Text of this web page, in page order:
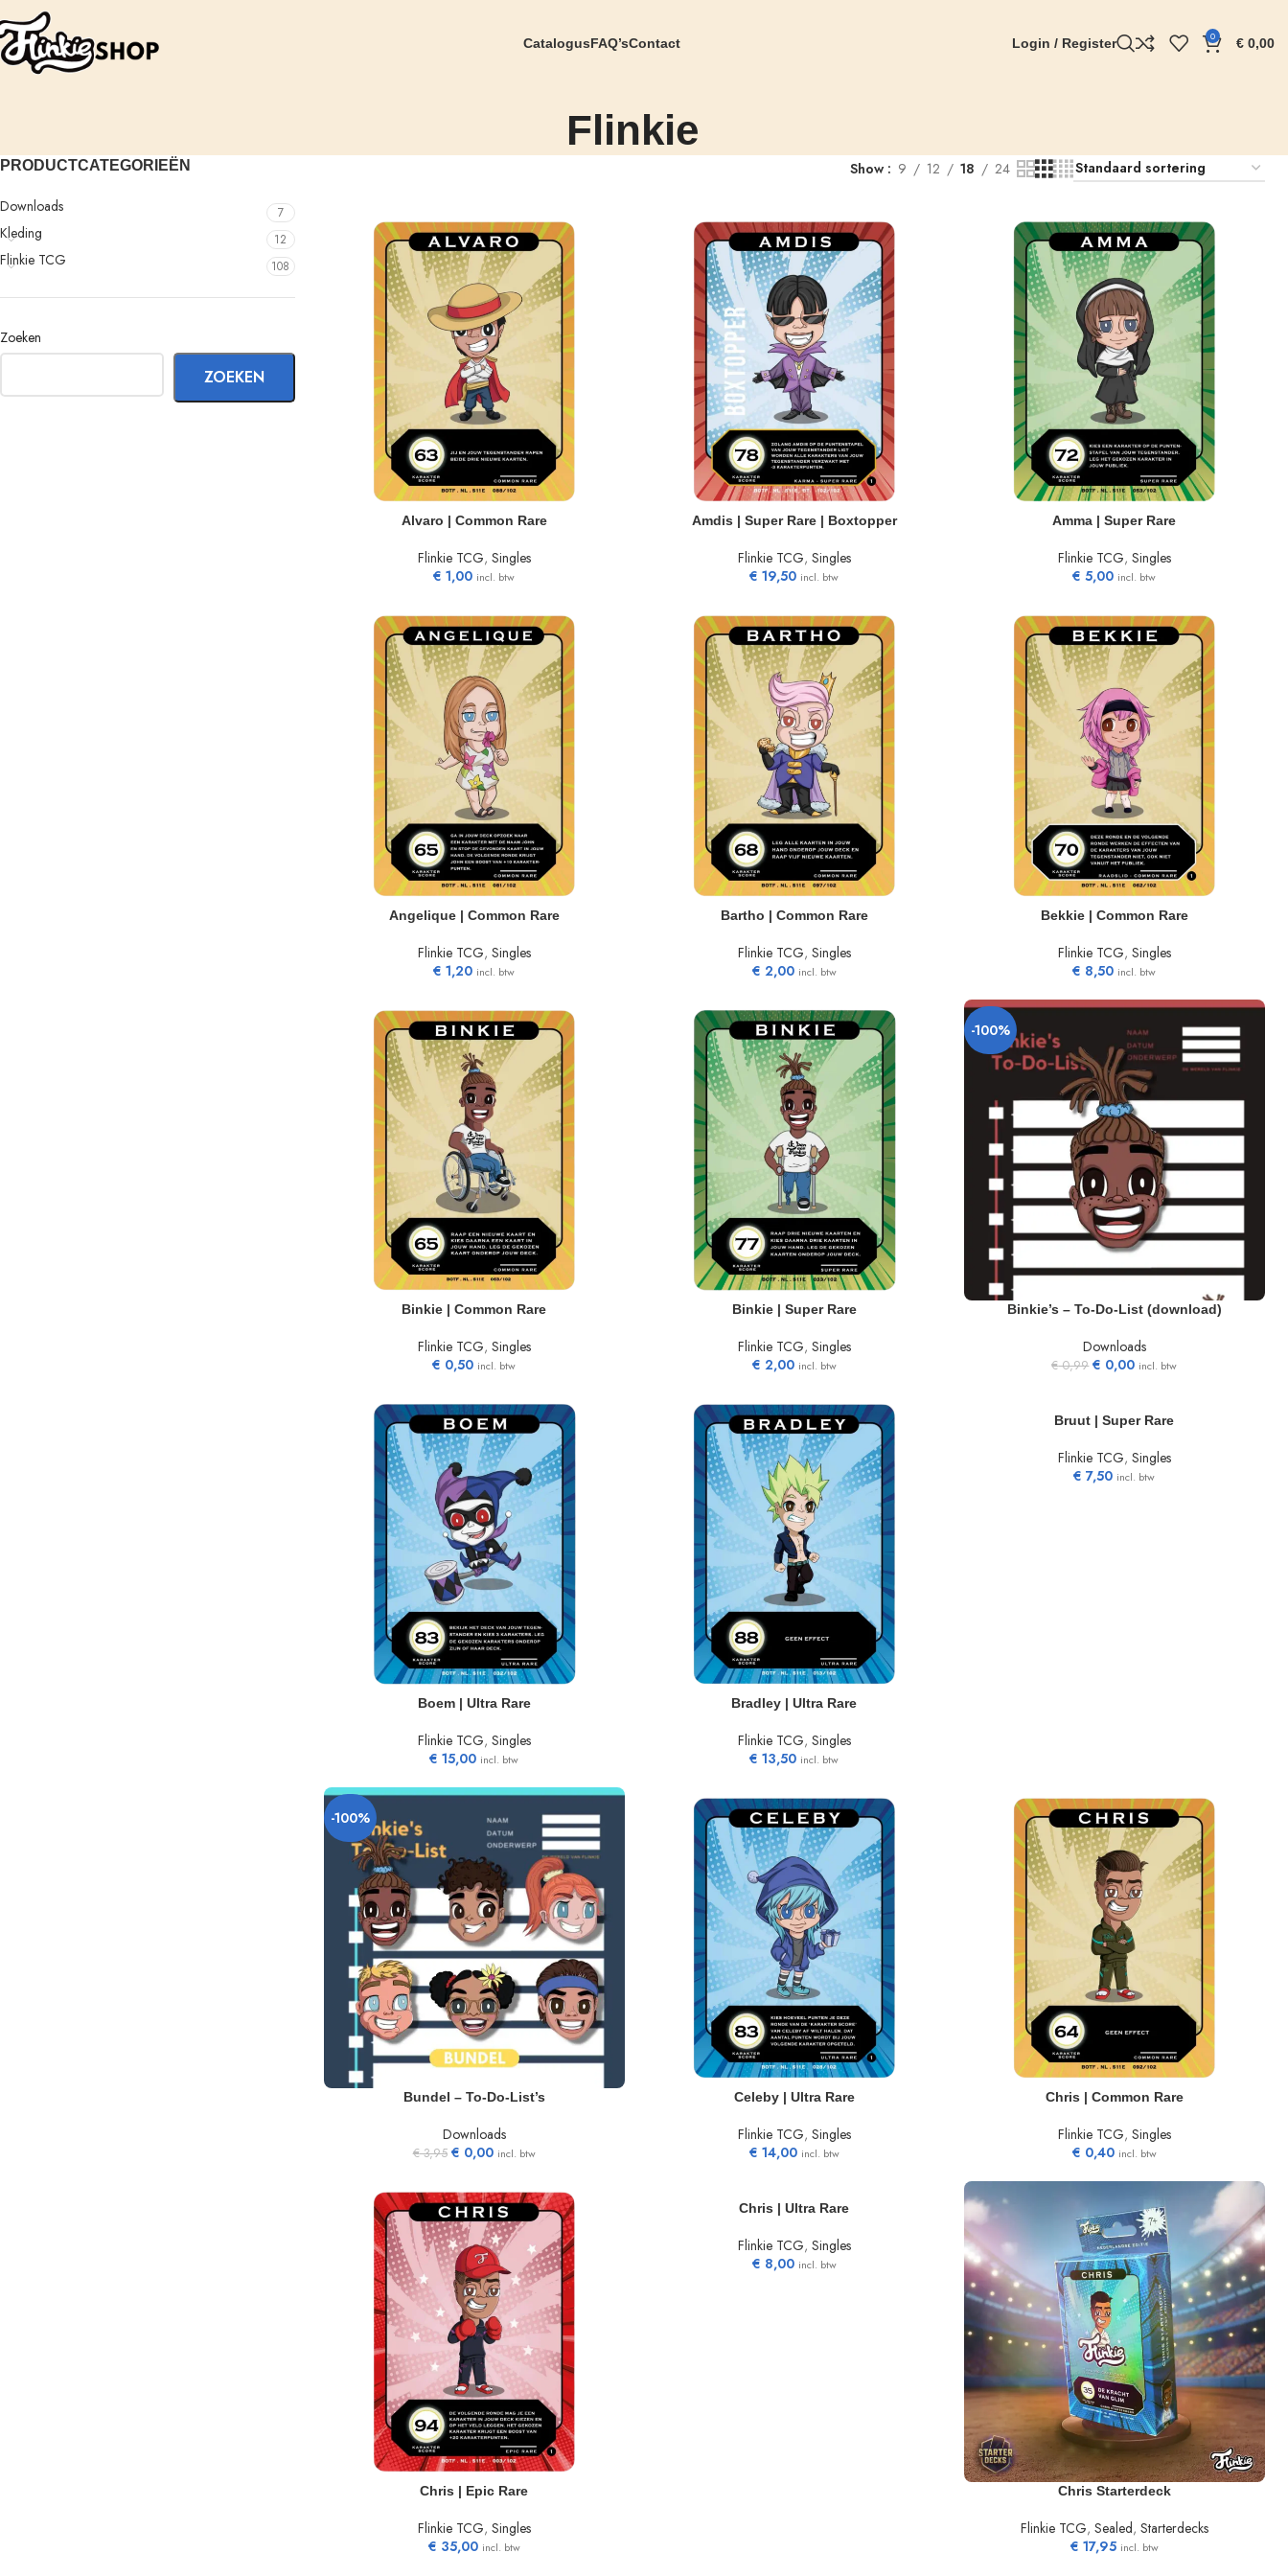
CatalogusFAQ’sContact Login / Register 0 € 0,00
Flinkie
PRODUCTCATEGORIEËN
Downloads 7
Kleding 12
Flinkie TCG 108
Zoeken
ZOEKEN
Show 9 12 18 24
TOEVOEGEN AAN WINKELWAGEN
Alvaro | Common Rare
Flinkie TCG, Singles
€ 1,00 incl. btw
TOEVOEGEN AAN WINKELWAGEN
Amdis | Super Rare | Boxtopper
Flinkie TCG, Singles
€ 19,50 incl. btw
TOEVOEGEN AAN WINKELWAGEN
Amma | Super Rare
Flinkie TCG, Singles
€ 5,00 incl. btw
TOEVOEGEN AAN WINKELWAGEN
Angelique | Common Rare
Flinkie TCG, Singles
€ 1,20 incl. btw
TOEVOEGEN AAN WINKELWAGEN
Bartho | Common Rare
Flinkie TCG, Singles
€ 2,00 incl. btw
TOEVOEGEN AAN WINKELWAGEN
Bekkie | Common Rare
Flinkie TCG, Singles
€ 8,50 incl. btw
TOEVOEGEN AAN WINKELWAGEN
Binkie | Common Rare
Flinkie TCG, Singles
€ 0,50 incl. btw
TOEVOEGEN AAN WINKELWAGEN
Binkie | Super Rare
Flinkie TCG, Singles
€ 2,00 incl. btw
-100%
TOEVOEGEN AAN WINKELWAGEN
Binkie’s – To-Do-List (download)
Downloads
€0,99 € 0,00 incl. btw
TOEVOEGEN AAN WINKELWAGEN
Boem | Ultra Rare
Flinkie TCG, Singles
€ 15,00 incl. btw
TOEVOEGEN AAN WINKELWAGEN
Bradley | Ultra Rare
Flinkie TCG, Singles
€ 13,50 incl. btw
TOEVOEGEN AAN WINKELWAGEN
Bruut | Super Rare
Flinkie TCG, Singles
€ 7,50 incl. btw
-100%
TOEVOEGEN AAN WINKELWAGEN
Bundel – To-Do-List’s
Downloads
€3,95 € 0,00 incl. btw
TOEVOEGEN AAN WINKELWAGEN
Celeby | Ultra Rare
Flinkie TCG, Singles
€ 14,00 incl. btw
TOEVOEGEN AAN WINKELWAGEN
Chris | Common Rare
Flinkie TCG, Singles
€ 0,40 incl. btw
TOEVOEGEN AAN WINKELWAGEN
Chris | Epic Rare
Flinkie TCG, Singles
€ 35,00 incl. btw
TOEVOEGEN AAN WINKELWAGEN
Chris | Ultra Rare
Flinkie TCG, Singles
€ 8,00 incl. btw
TOEVOEGEN AAN WINKELWAGEN
Chris Starterdeck
Flinkie TCG, Sealed, Starterdecks
€ 17,95 incl. btw